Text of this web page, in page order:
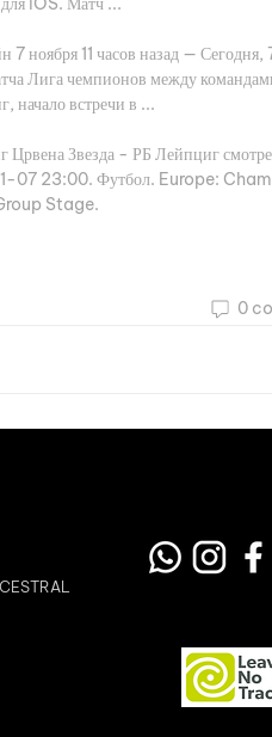
ноября 11 часов назад — Сегодня,
Лига чемпионов между
начало встречи в ...
Црвена Звезда - РБ Лейпциг
07 23:00. Футбол. Europe:
Stage.
0